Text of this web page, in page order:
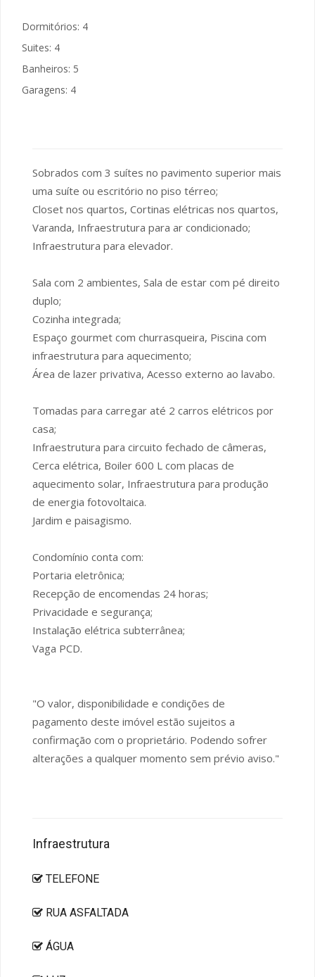
Dormitórios: 4
Suites: 4
Banheiros: 5
Garagens: 4
Sobrados com 3 suítes no pavimento superior mais
uma suíte ou escritório no piso térreo;
Closet nos quartos, Cortinas elétricas nos quartos,
Varanda, Infraestrutura para ar condicionado;
Infraestrutura para elevador.
Sala com 2 ambientes, Sala de estar com pé direito
duplo;
Cozinha integrada;
Espaço gourmet com churrasqueira, Piscina com
infraestrutura para aquecimento;
Área de lazer privativa, Acesso externo ao lavabo.
Tomadas para carregar até 2 carros elétricos por
casa;
Infraestrutura para circuito fechado de câmeras,
Cerca elétrica, Boiler 600 L com placas de
aquecimento solar, Infraestrutura para produção
de energia fotovoltaica.
Jardim e paisagismo.
Condomínio conta com:
Portaria eletrônica;
Recepção de encomendas 24 horas;
Privacidade e segurança;
Instalação elétrica subterrânea;
Vaga PCD.
"O valor, disponibilidade e condições de
pagamento deste imóvel estão sujeitos a
confirmação com o proprietário. Podendo sofrer
alterações a qualquer momento sem prévio aviso."
Infraestrutura
TELEFONE
RUA ASFALTADA
ÁGUA